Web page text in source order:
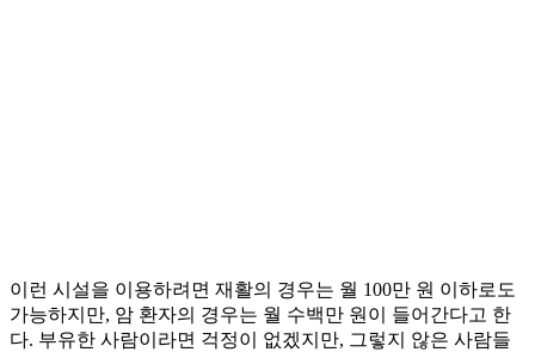
이런 시설을 이용하려면 재활의 경우는 월 100만 원 이하로도
가능하지만, 암 환자의 경우는 월 수백만 원이 들어간다고 한
다. 부유한 사람이라면 걱정이 없겠지만, 그렇지 않은 사람들